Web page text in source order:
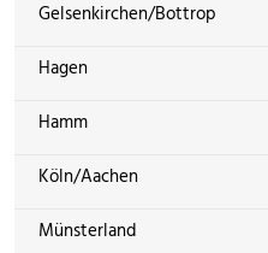
Gelsenkirchen/Bottrop
Hagen
Hamm
Köln/Aachen
Münsterland